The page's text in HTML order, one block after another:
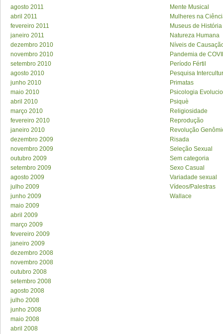
agosto 2011
abril 2011
fevereiro 2011
janeiro 2011
dezembro 2010
novembro 2010
setembro 2010
agosto 2010
junho 2010
maio 2010
abril 2010
março 2010
fevereiro 2010
janeiro 2010
dezembro 2009
novembro 2009
outubro 2009
setembro 2009
agosto 2009
julho 2009
junho 2009
maio 2009
abril 2009
março 2009
fevereiro 2009
janeiro 2009
dezembro 2008
novembro 2008
outubro 2008
setembro 2008
agosto 2008
julho 2008
junho 2008
maio 2008
abril 2008
Mente Musical
Mulheres na
Museus de
Natureza Humana
Níveis de
Pandemia de
Período Fértil
Pesquisa
Primatas
Psicologia
Psiquè
Religiosidade
Reprodução
Revolução
Risada
Seleção Sexual
Sem categoria
Sexo Casual
Variadade sexual
Vídeos/Palestras
Wallace